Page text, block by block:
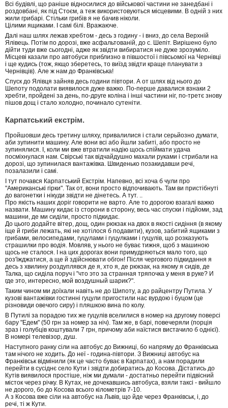
Всі будівлі, що раніше відносилися до військової частини не занедбані і
роздовбані, як під Стоєм, а теж використовуються місцевими. В одній з них
жили грибарі. Стільки грибів я не бачив ніколи.
Цілими ящиками. І самі білі. Вражаюче.
Далі наш шлях лежав хребтом - десь з годину - і вниз, до села Верхній
Ялівець. Потім по дорозі, вже асфальтованій, до с. Шепіт. Вирішено було
дійти туди вже сьогодні, адже як звідти вибиратися не дуже зрозуміло.
Місцеві казали про автобуси приблизно в півшостої і півсьомої на Чернівці
і ще кудись (тож, якщо зберетесь, то виїзд звідти краще планувати з
Чернівців). Але ж нам до Франківська!
Спуск до Ялівця зайняв десь години півтори. А от шлях від нього до
Шепоту подолати виявилося дуже важко. По-перше давалися взнаки 2
хребти, пройдені за день, по-друге коліна і інші частини ніг, по-третє знову
пішов дощ і стало холодно, починало сутеніти.
Карпатський екстрім.
Пройшовши десь третину шляху, привалилися і стали серьйозно думати,
аби зупинити машину. Але вони всі або йшли забиті, або просто не
зупинялися. І, коли ми вже втратили надію щось спіймати удача
посміхнулася нам. Свірські так відчайдушно махали руками і стрибали на
дорозі, що зупинилася вантажівка. Швиденько позакидавши речі,
позалазили і самі.
І тут почався Карпатський Екстрім. Напевно, всі хоча б чули про
"Американські гірки". Так от, вони просто відпочивають. Там ви пристібнуті
до вагонетки і нікуди звідти не дінетесь. А тут. ..
Про якість наших доріг говорити не варто. Але то дорогою взагалі важко
назвати. Машину кидає із сторони в сторону, весь час спуски і підйоми, зад
машини, де ми сиділи, просто підкидає.
До цього додайте вітер, дощ, один рюкзак на двох в якості сидіння (в якому
іще й гриби лежать, які не хотілося б подавити), кузов, забитий ящиками з
грибами, велосипедами, гуцулами і гуцулками і гуцулів, що розказують
страшилки про водія. Мовляв, у нього не буває тижня, щоб з машиною
щось не сталося. І на цих дорогах вони примудряються мало того, що
роз'їжджатися, а ще й здійснювати обгон! Після чергового підкидання я
десь з хвилину роздуплявся де я, хто я, де рюкзак, на якому я сидів, де
Талка, що сиділа поруч і "что это за странная тряпочка у меня в руке? И
где это, интересно, мой воздушный шарик?".
Таким чином ми доїхали навіть не до Шипоту, а до райцентру Путила. У
кузові вантажівки гостинні гуцули пригостили нас вурдою і буцом (це
різновиди овечого сиру) і пляшкою вина по колу.
В Путилі за порадою тих же гуцулів вселилися в номер на другому поверсі
бару "Едем" (50 грн за номер за ніч). Там же, в барі, повечеряли (порція
зраз і голубців коштували 7 грн, причому аби наїстися вистачило б однієї).
В номері телевізор, душ.
Наступного ранку сіли на автобус до Вижниці, бо напряму до Франківська
там нічого не ходить. До неї - година-півтори. З Вижниці автобус на
Франківськ відмінили (як це часто буває в Карпатах), а нам порадили
перейти в сусіднє село Кути і звідти добиратись до Косова. Дістатись до
Кутів виявилося простіше, ніж ми думали - достатньо перейти підвісний
місток через річку. В Кутах, не дочекавшись автобуса, взяли таксі - вийшло
не дорого, бо до Косова всього кілометрів 7-10.
А з Косова вже сіли на автобус на Львів, що йде через Франківськ, і, до
речі, ті ж Кути.